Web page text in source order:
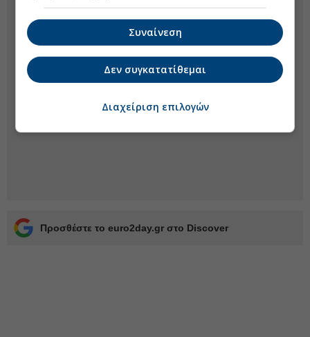
Προσθέστε το euro2day.gr στο Discover
Συναίνεση
Δεν συγκατατίθεμαι
Διαχείριση επιλογών